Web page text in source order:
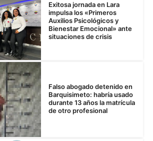
Exitosa jornada en Lara
impulsa los «Primeros
Auxilios Psicológicos y
Bienestar Emocional» ante
situaciones de crisis
Falso abogado detenido en
Barquisimeto: habría usado
durante 13 años la matrícula
de otro profesional